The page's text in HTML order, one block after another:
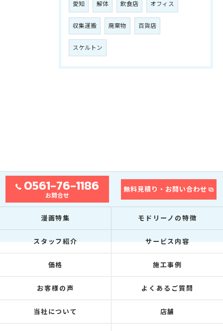
愛知 解体 飲食店 オフィス
収集運搬 廃棄物 百貨店
スケルトン
0561-76-1186
お問合せ
無料見積り・お問い合わせ
漫画特集 モドリーノの特徴
スタッフ紹介 サービス内容
価格 施工事例
お客様の声 よくあるご質問
当社について 店舗